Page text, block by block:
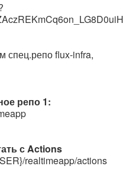
спец.репо flux-infra,
репо 1:
с Actions
realtimeapp/actions